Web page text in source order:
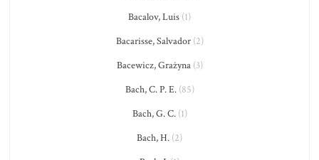
Bacalov, Luis (1)
Bacarisse, Salvador(2)
Bacewicz, Grażyna(3)
Bach, C. P. E.(85)
Bach, G. C.(1)
Bach, H. (2)